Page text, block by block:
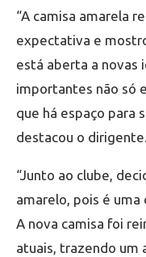
“A camisa amarela
expectativa e
está aberta a novas
importantes não só
que há espaço para
destacou o dirigente.
“Junto ao clube,
amarelo, pois é uma
A nova camisa foi
atuais, trazendo um